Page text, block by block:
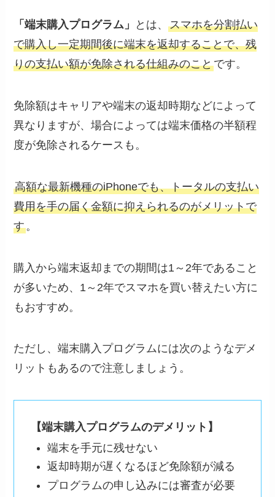
「端末購入プログラム」 とは、スマホを分割払い
で購入し一定期間後に端末を返却することで、残
りの支払い額が免除される仕組みのことです。
免除額はキャリアや端末の返却時期などによって
異なりますが、場合によっては端末価格の半額程
度が免除されるケースも。
高額な最新機種のiPhoneでも、トータルの支払い
費用を手の届く金額に抑えられるのがメリットで
す。
購入から端末返却までの期間は1～2年であること
が多いため、1～2年でスマホを買い替えたい方に
もおすすめ。
ただし、端末購入プログラムには次のようなデメ
リットもあるので注意しましょう。
【端末購入プログラムのデメリット】
端末を手元に残せない
返却時期が遅くなるほど免除額が減る
プログラムの申し込みには審査が必要